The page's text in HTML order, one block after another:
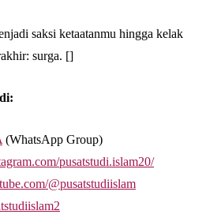
saksi ketaatanmu hingga kelak
surga. []
(WhatsApp Group)
pusatstudi.islam20/
@pusatstudiislam